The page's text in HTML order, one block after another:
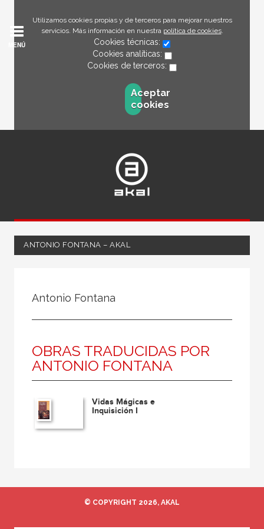
Utilizamos cookies propias y de terceros para mejorar nuestros
servicios. Más información en nuestra política de cookies.
Cookies técnicas:
Cookies analíticas:
Cookies de terceros:
Aceptar
cookies
MENÚ
ANTONIO FONTANA – AKAL
Coordinador
Editor
Escritor
Escritora
Traductor
Antonio Fontana
OBRAS TRADUCIDAS POR
ANTONIO FONTANA
Vidas Mágicas e
Inquisición I
© COPYRIGHT 2026, AKAL